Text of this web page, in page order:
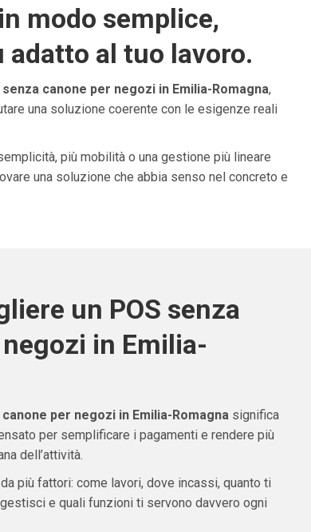
modo semplice,
adatto al tuo lavoro.
senza canone per negozi in Emilia-Romagna,
una soluzione coerente con le esigenze reali
più mobilità o una gestione più lineare
una soluzione che abbia senso nel concreto e
un POS senza
in Emilia-
canone per negozi in Emilia-Romagnasignifica
per semplificare i pagamenti e rendere più
dell’attività.
più fattori: come lavori, dove incassi, quanto ti
e quali funzioni ti servono davvero ogni